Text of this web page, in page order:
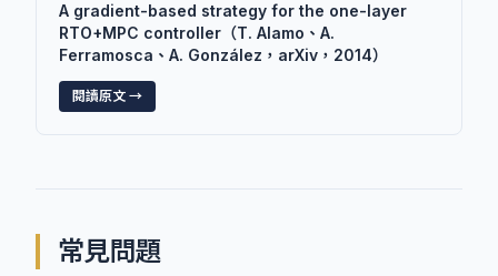
A gradient-based strategy for the one-layer
RTO+MPC controller（T. Alamo、A.
Ferramosca、A. González，arXiv，2014）
閱讀原文 →
常見問題